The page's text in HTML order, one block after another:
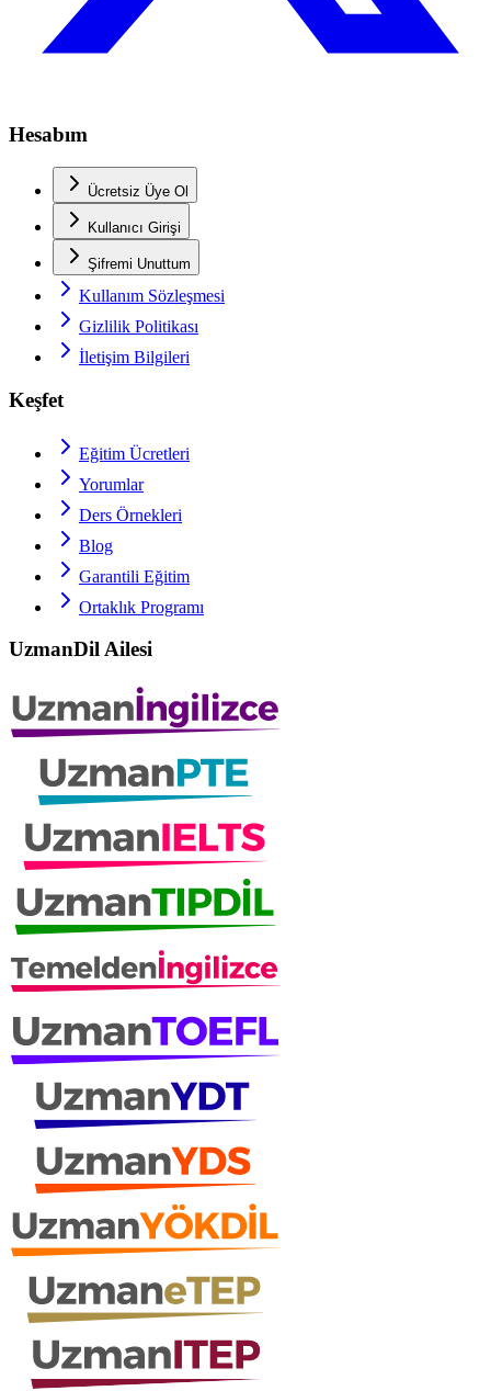
Hesabım
Ücretsiz Üye Ol
Kullanıcı Girişi
Şifremi Unuttum
Kullanım Sözleşmesi
Gizlilik Politikası
İletişim Bilgileri
Keşfet
Eğitim Ücretleri
Yorumlar
Ders Örnekleri
Blog
Garantili Eğitim
Ortaklık Programı
UzmanDil Ailesi